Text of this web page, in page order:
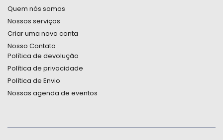
Quem nós somos
Nossos serviços
Criar uma nova conta
Nosso Contato
Política de devolução
Política de privacidade
Política de Envio
Nossas agenda de eventos